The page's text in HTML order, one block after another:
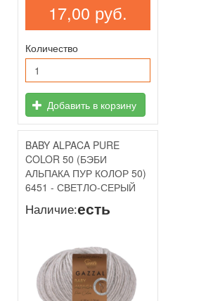
17,00 руб.
Количество
Добавить в корзину
BABY ALPACA PURE
COLOR 50 (БЭБИ
АЛЬПАКА ПУР КОЛОР 50)
6451 - СВЕТЛО-СЕРЫЙ
Наличие:есть